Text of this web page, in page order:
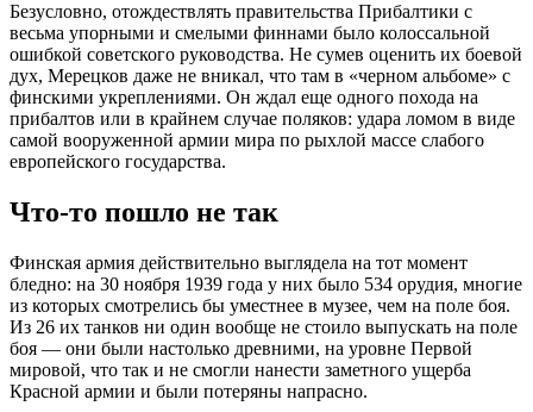
Безусловно, отождествлять правительства Прибалтики с
весьма упорными и смелыми финнами было колоссальной
ошибкой советского руководства. Не сумев оценить их боевой
дух, Мерецков даже не вникал, что там в «черном альбоме» с
финскими укреплениями. Он ждал еще одного похода на
прибалтов или в крайнем случае поляков: удара ломом в виде
самой вооруженной армии мира по рыхлой массе слабого
европейского государства.
Что-то пошло не так
Финская армия действительно выглядела на тот момент
бледно: на 30 ноября 1939 года у них было 534 орудия, многие
из которых смотрелись бы уместнее в музее, чем на поле боя.
Из 26 их танков ни один вообще не стоило выпускать на поле
боя — они были настолько древними, на уровне Первой
мировой, что так и не смогли нанести заметного ущерба
Красной армии и были потеряны напрасно.